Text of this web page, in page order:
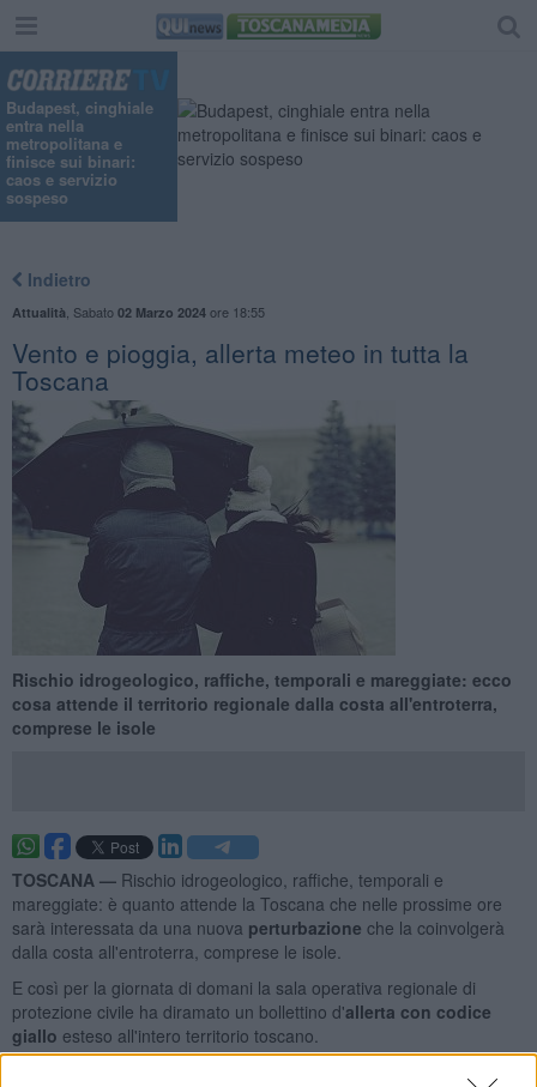
Budapest, cinghiale
entra nella
metropolitana e
finisce sui binari:
caos e servizio
sospeso
Indietro
Attualità Sabato 02 Marzo 2024ore 18:55
Vento e pioggia, allerta meteo in tutta la
Toscana
Rischio idrogeologico, raffiche, temporali e mareggiate: ecco
cosa attende il territorio regionale dalla costa all'entroterra,
comprese le isole
TOSCANA — Rischio idrogeologico, raffiche, temporali e
mareggiate: è quanto attende la Toscana che nelle prossime ore
sarà interessata da una nuova perturbazione che la coinvolgerà
dalla costa all'entroterra, comprese le isole.
E così per la giornata di domani la sala operativa regionale di
protezione civile ha diramato un bollettino d'allerta con codice
giallo esteso all'intero territorio toscano.